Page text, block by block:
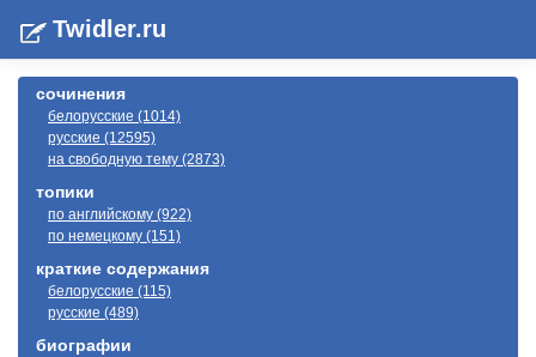
Twidler.ru
сочинения
белорусские (1014)
русские (12595)
на свободную тему (2873)
топики
по английскому (922)
по немецкому (151)
краткие содержания
белорусские (115)
русские (489)
биографии